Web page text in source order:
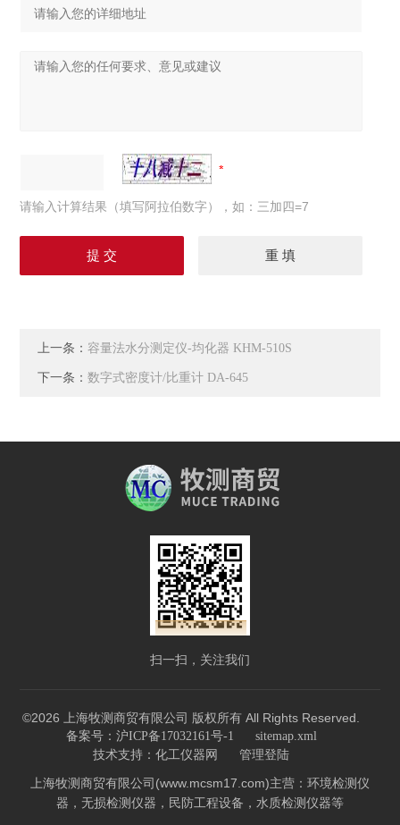
请输入计算结果（填写阿拉伯数字），如：三加四=7
上一条：容量法水分测定仪-均化器 KHM-510S
下一条：数字式密度计/比重计 DA-645
扫一扫，关注我们
©2026 上海牧测商贸有限公司 版权所有 All Rights Reserved.
备案号：沪ICP备17032161号-1 sitemap.xml
技术支持： 化工仪器网 管理登陆
上海牧测商贸有限公司(www.mcsm17.com)主营：环境检测仪
器，无损检测仪器，民防工程设备，水质检测仪器等